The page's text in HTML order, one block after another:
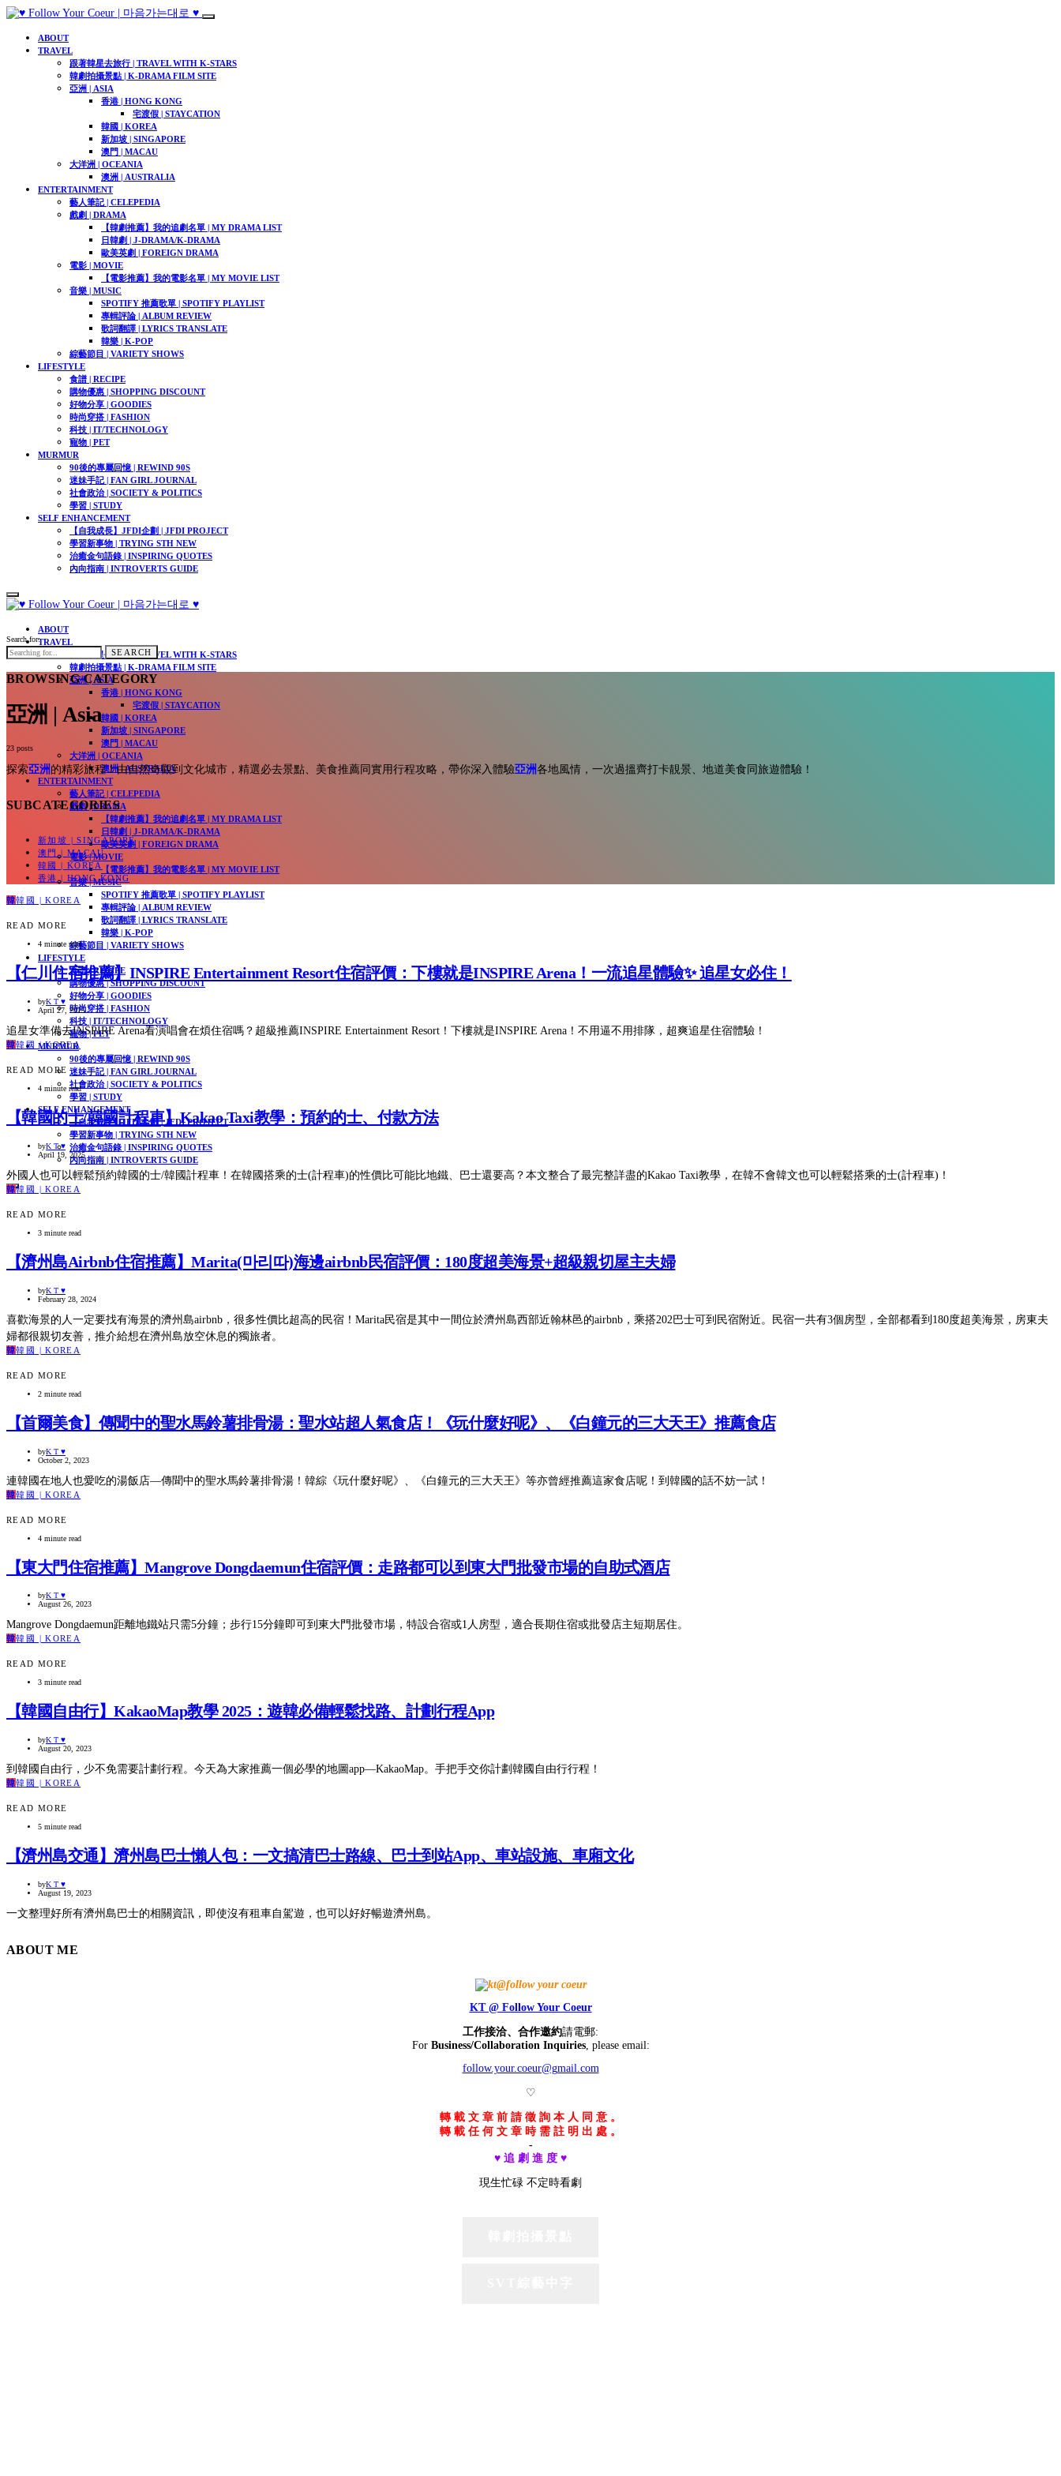
ABOUT
TRAVEL
跟著韓星去旅行 | TRAVEL WITH K-STARS
韓劇拍攝景點 | K-DRAMA FILM SITE
亞洲 | ASIA
香港 | HONG KONG
宅渡假 | STAYCATION
韓國 | KOREA
新加坡 | SINGAPORE
澳門 | MACAU
大洋洲 | OCEANIA
澳洲 | AUSTRALIA
ENTERTAINMENT
藝人筆記 | CELEPEDIA
戲劇 | DRAMA
【韓劇推薦】我的追劇名單 | MY DRAMA LIST
日韓劇 | J-DRAMA/K-DRAMA
歐美英劇 | FOREIGN DRAMA
電影 | MOVIE
【電影推薦】我的電影名單 | MY MOVIE LIST​
音樂 | MUSIC
SPOTIFY 推薦歌單 | SPOTIFY PLAYLIST
專輯評論 | ALBUM REVIEW
歌詞翻譯 | LYRICS TRANSLATE
韓樂 | K-POP
綜藝節目 | VARIETY SHOWS
LIFESTYLE
食譜 | RECIPE
購物優惠 | SHOPPING DISCOUNT
好物分享 | GOODIES
時尚穿搭 | FASHION
科技 | IT/TECHNOLOGY
寵物 | PET
MURMUR
90後的專屬回憶 | REWIND 90S
迷妹手記 | FAN GIRL JOURNAL
社會政治 | SOCIETY & POLITICS
學習 | STUDY
SELF ENHANCEMENT
【自我成長】JFDI企劃 | JFDI PROJECT
學習新事物 | TRYING STH NEW
治癒金句語錄 | INSPIRING QUOTES
內向指南 | INTROVERTS GUIDE
ABOUT
TRAVEL
跟著韓星去旅行 | TRAVEL WITH K-STARS
韓劇拍攝景點 | K-DRAMA FILM SITE
亞洲 | ASIA
香港 | HONG KONG
宅渡假 | STAYCATION
韓國 | KOREA
新加坡 | SINGAPORE
澳門 | MACAU
大洋洲 | OCEANIA
澳洲 | AUSTRALIA
ENTERTAINMENT
藝人筆記 | CELEPEDIA
戲劇 | DRAMA
【韓劇推薦】我的追劇名單 | MY DRAMA LIST
日韓劇 | J-DRAMA/K-DRAMA
歐美英劇 | FOREIGN DRAMA
電影 | MOVIE
【電影推薦】我的電影名單 | MY MOVIE LIST​
音樂 | MUSIC
SPOTIFY 推薦歌單 | SPOTIFY PLAYLIST
專輯評論 | ALBUM REVIEW
歌詞翻譯 | LYRICS TRANSLATE
韓樂 | K-POP
綜藝節目 | VARIETY SHOWS
LIFESTYLE
食譜 | RECIPE
購物優惠 | SHOPPING DISCOUNT
好物分享 | GOODIES
時尚穿搭 | FASHION
科技 | IT/TECHNOLOGY
寵物 | PET
MURMUR
90後的專屬回憶 | REWIND 90S
迷妹手記 | FAN GIRL JOURNAL
社會政治 | SOCIETY & POLITICS
學習 | STUDY
SELF ENHANCEMENT
【自我成長】JFDI企劃 | JFDI PROJECT
學習新事物 | TRYING STH NEW
治癒金句語錄 | INSPIRING QUOTES
內向指南 | INTROVERTS GUIDE
Search for:
SEARCH
BROWSING CATEGORY
亞洲 | Asia
23 posts
探索亞洲 的精彩旅程！由自然奇觀到文化城市，精選必去景點、美食推薦同實用行程攻略，帶你深入體驗亞洲各地風情，一次過搵齊打卡靚景、地道美食同旅遊體驗！
SUBCATEGORIES
新加坡 | SINGAPORE
澳門 | MACAU
韓國 | KOREA
香港 | HONG KONG
韓韓國 | KOREA
READ MORE
4 minute read
【仁川住宿推薦】INSPIRE Entertainment Resort住宿評價：下樓就是INSPIRE Arena！一流追星體驗✨ 追星女必住！
byK T ♥
April 27, 2025
追星女準備去INSPIRE Arena看演唱會在煩住宿嗎？超級推薦INSPIRE Entertainment Resort！下樓就是INSPIRE Arena！不用逼不用排隊，超爽追星住宿體驗！
韓韓國 | KOREA
READ MORE
4 minute read
【韓國的士/韓國計程車】Kakao Taxi教學：預約的士、付款方法
byK T ♥
April 19, 2025
外國人也可以輕鬆預約韓國的士/韓國計程車！在韓國搭乘的士(計程車)的性價比可能比地鐵、巴士還要高？本文整合了最完整詳盡的Kakao Taxi教學，在韓不會韓文也可以輕鬆搭乘的士(計程車)！
韓韓國 | KOREA
READ MORE
3 minute read
【濟州島Airbnb住宿推薦】Marita(마리따)海邊airbnb民宿評價：180度超美海景+超級親切屋主夫婦
byK T ♥
February 28, 2024
喜歡海景的人一定要找有海景的濟州島airbnb，很多性價比超高的民宿！Marita民宿是其中一間位於濟州島西部近翰林邑的airbnb，乘搭202巴士可到民宿附近。民宿一共有3個房型，全部都看到180度超美海景，房東夫
婦都很親切友善，推介給想在濟州島放空休息的獨旅者。
韓韓國 | KOREA
READ MORE
2 minute read
【首爾美食】傳聞中的聖水馬鈴薯排骨湯：聖水站超人氣食店！《玩什麼好呢》、《白鐘元的三大天王》推薦食店
byK T ♥
October 2, 2023
連韓國在地人也愛吃的湯飯店—傳聞中的聖水馬鈴薯排骨湯！韓綜《玩什麼好呢》、《白鐘元的三大天王》等亦曾經推薦這家食店呢！到韓國的話不妨一試！
韓韓國 | KOREA
READ MORE
4 minute read
【東大門住宿推薦】Mangrove Dongdaemun住宿評價：走路都可以到東大門批發市場的自助式酒店
byK T ♥
August 26, 2023
Mangrove Dongdaemun距離地鐵站只需5分鐘；步行15分鐘即可到東大門批發市場，特設合宿或1人房型，適合長期住宿或批發店主短期居住。
韓韓國 | KOREA
READ MORE
3 minute read
【韓國自由行】KakaoMap教學 2025：遊韓必備輕鬆找路、計劃行程App
byK T ♥
August 20, 2023
到韓國自由行，少不免需要計劃行程。今天為大家推薦一個必學的地圖app—KakaoMap。手把手交你計劃韓國自由行行程！
韓韓國 | KOREA
READ MORE
5 minute read
【濟州島交通】濟州島巴士懶人包：一文搞清巴士路線、巴士到站App、車站設施、車廂文化
byK T ♥
August 19, 2023
一文整理好所有濟州島巴士的相關資訊，即使沒有租車自駕遊，也可以好好暢遊濟州島。
ABOUT ME
KT @ Follow Your Coeur
工作接洽、合作邀約請電郵:
For Business/Collaboration Inquiries, please email:
follow.your.coeur@gmail.com
♡
轉 載 文 章 前 請 徵 詢 本 人 同 意 。
轉 載 任 何 文 章 時 需 註 明 出 處 。
-
♥ 追 劇 進 度 ♥
現生忙碌 不定時看劇